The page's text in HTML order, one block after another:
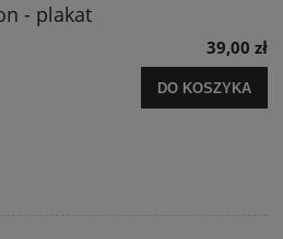
- plakat
39,00 zł
DO KOSZYKA